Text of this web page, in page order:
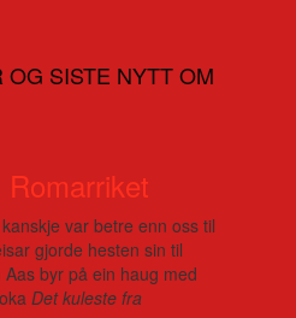
SISTE NYTT OM
var betre enn oss til
gjorde hesten sin til
byr på ein haug med
Det kuleste fra